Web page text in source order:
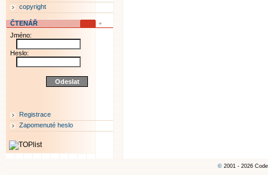
copyright
ČTENÁŘ
Jméno:
Heslo:
Registrace
Zapomenuté heslo
© 2001 - 2026